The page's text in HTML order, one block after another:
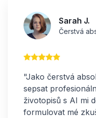
Sarah J.
Čerstvá
"Jako čerstvá
sepsat
životopisů s AI mi
formulovat mé